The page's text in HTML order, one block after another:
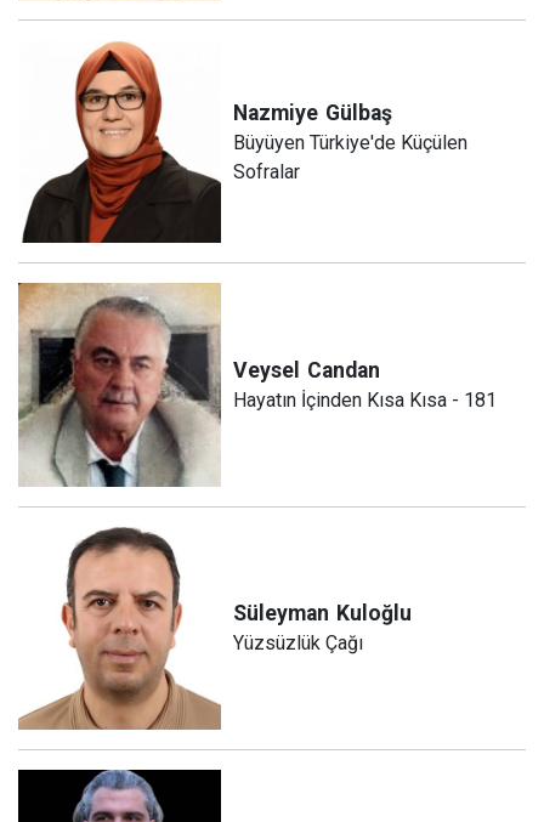
Nazmiye Gülbaş
Büyüyen Türkiye'de Küçülen
Sofralar
Veysel Candan
Hayatın İçinden Kısa Kısa - 181
Süleyman Kuloğlu
Yüzsüzlük Çağı